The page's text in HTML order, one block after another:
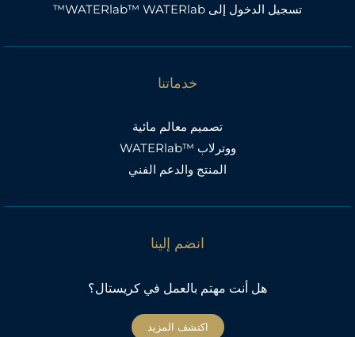
تسجيل الدخول إلى WATERlab™ WATERlab™
خدماتنا
تصميم معالم مائية
ووترلاب ™WATERlab
المنتج والدعم الفني
انضم إلينا
هل أنت مهتم بالعمل في كريستال؟
اكتشف المزيد